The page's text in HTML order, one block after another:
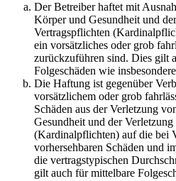
Der Betreiber haftet mit
Körper und Gesundheit und
Vertragspflichten
ein vorsätzliches oder grob
zurückzuführen sind. Dies gilt
Folgeschäden wie
Die Haftung ist gegenüber
vorsätzlichem oder grob
Schäden aus der Verletzung
Gesundheit und der
(Kardinalpflichten) auf die bei
vorhersehbaren Schäden und
die vertragstypischen
gilt auch für mittelbare